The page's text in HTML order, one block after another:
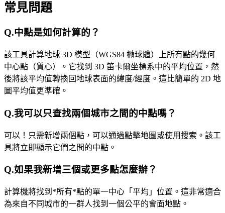
常見問題
Q.中點是如何計算的？
該工具計算地球 3D 模型（WGS84 橢球體）上所有點的幾何
中心點（質心）。它找到 3D 笛卡爾坐標系中的平均位置，然
後將該平均值轉換回地球表面的緯度/經度。這比簡單的 2D 地
圖平均值更準確。
Q.我可​​以只查找兩個城市之間的中點嗎？
可以！只需新增兩個點，可以通過點擊地圖或使用搜索。該工
具將立即顯示它們之間的中點。
Q.如果我新增三個或更多點怎麼辦？
計算機將找到*所有*點的單一中心「平均」位置。這非常適合
為來自不同城市的一群人找到一個公平的會面地點。